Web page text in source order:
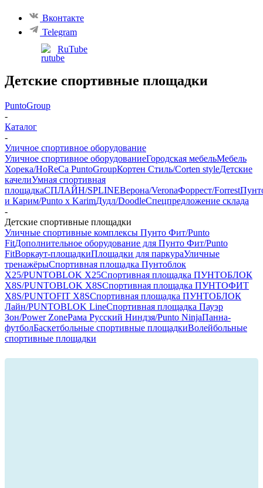
Вконтакте
Telegram
RuTube
Детские спортивные площадки
PuntoGroup
-
Каталог
-
Уличное спортивное оборудование
Уличное спортивное оборудованиеГородская мебельМебель
Хорека/HoReCa PuntoGroupКортен Стиль/Corten styleДетские
качелиУмная спортивная
площадкаСПЛАЙН/SPLINEВерона/VeronaФоррест/Forrest
и Карим/Punto x KarimДудл/DoodleСпецпредложение склада
-
Детские спортивные площадки
Уличные спортивные комплексы Пунто Фит/Punto
FitДополнительное оборудование для Пунто Фит/Punto
FitВоркаут-площадкиПлощадки для паркураУличные
тренажёрыСпортивная площадка Пунтоблок
Х25/PUNTOBLOK X25Спортивная площадка ПУНТОБЛОК
X8S/PUNTOBLOK X8SСпортивная площадка ПУНТОФИТ
X8S/PUNTOFIT X8SСпортивная площадка ПУНТОБЛОК
Лайн/PUNTOBLOK LineСпортивная площадка Пауэр
Зон/Power ZoneРама Русский Ниндзя/Punto NinjaПанна-
футболБаскетбольные спортивные площадкиВолейбольные
спортивные площадки